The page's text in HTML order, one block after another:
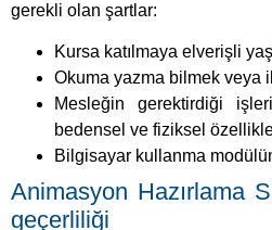
gerekli olan şartlar:
Kursa katılmaya elverişli
Okuma yazma bilmek veya
Mesleğin gerektirdiği
bedensel ve fiziksel
Bilgisayar kullanma
Animasyon Hazırlama
geçerliliği